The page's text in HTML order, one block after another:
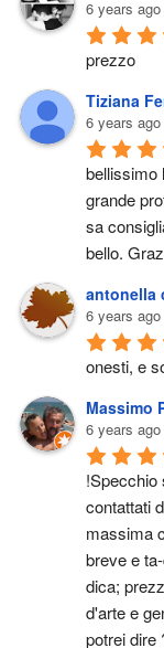
6 years ago
prezzo
Tiziana
6 years ago
bellissimo
grande
sa
bello.
antonella
6 years ago
onesti, e
Massimo
6 years ago
!Specchio
contattati
massima
breve e
dica;
d'arte e
potrei dire